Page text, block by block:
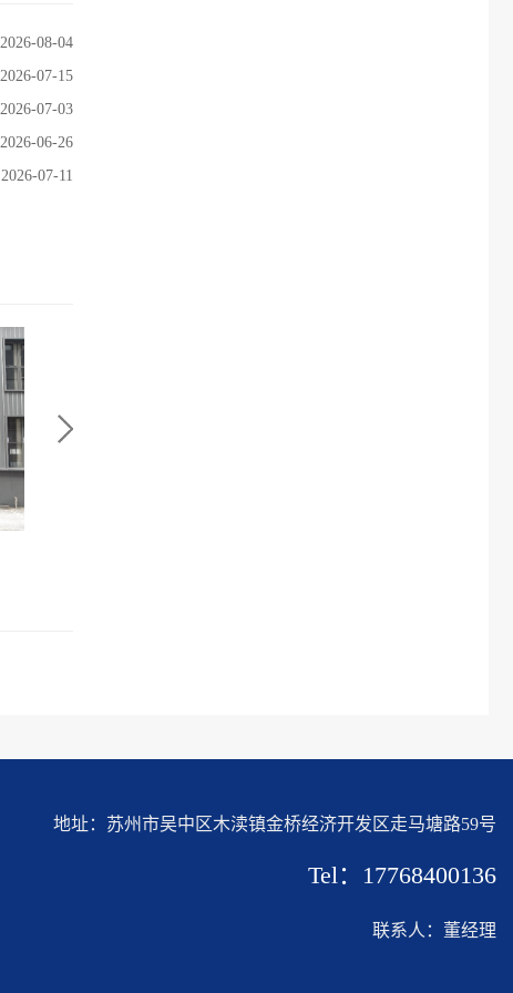
2026-08-04
2026-07-15
2026-07-03
2026-06-26
2026-07-11
地址：苏州市吴中区木渎镇金桥经济开发区走马塘路59号
Tel：17768400136
联系人：董经理